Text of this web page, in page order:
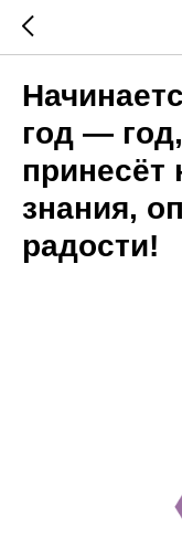
год —
знания,
радости!